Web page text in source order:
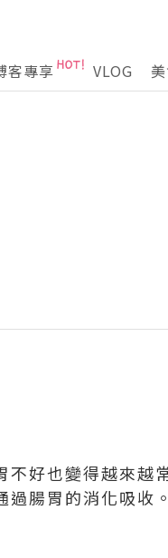
客專享 VLOG
好也變得越來越
腸胃的消化吸收